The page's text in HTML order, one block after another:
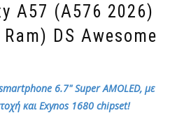
A57 (A576 2026)
DS Awesome
6.7" Super AMOLED, με
και Exynos 1680 chipset!